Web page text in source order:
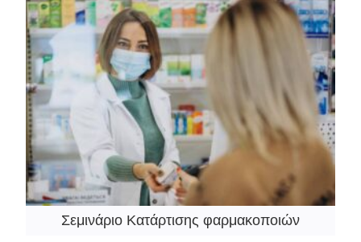
Σεμινάριο Κατάρτισης φαρμακοποιών